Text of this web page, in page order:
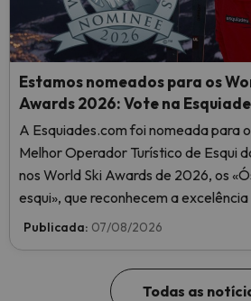
Estamos nomeados para os
Awards 2026: Vote na
A Esquiades.com foi nomeada para
Melhor Operador Turístico de Esqui
nos World Ski Awards de 2026, os
esqui», que reconhecem a excelência
indústria do esqui. Vote agora e
Publicada: 07/08/2026
Todas as